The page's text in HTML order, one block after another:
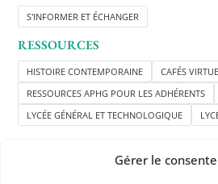
Gérer le
S'INFORMER ET ÉCHANGER
RESSOURCES
HISTOIRE CONTEMPORAINE
CAFÉS
RESSOURCES APHG POUR LES ADHÉRENTS
LYCÉE GÉNÉRAL ET TECHNOLOGIQUE